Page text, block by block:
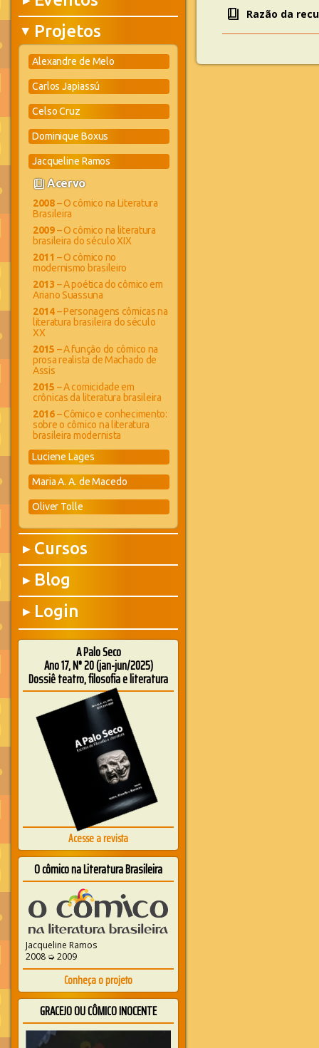
▶ Projetos
Alexandre de Melo
Carlos Japiassú
Celso Cruz
Dominique Boxus
Jacqueline Ramos
book_4Acervo
2008– O cômico na Literatura
Brasileira
2009– O cômico na literatura
brasileira do século XIX
2011 – O cômico no
modernismo brasileiro
2013 – A poética do cômico em
Ariano Suassuna
2014– Personagens cômicas na
literatura brasileira do século
XX
2015 – A função do cômico na
prosa realista de Machado de
Assis
2015 – A comicidade em
crônicas da literatura brasileira
2016– Cômico e conhecimento:
sobre o cômico na literatura
brasileira modernista
Luciene Lages
Maria A. A. de Macedo
Oliver Tolle
▶ Cursos
▶ Blog
▶ Login
A Palo Seco
Ano 17, N° 20 (jan-jun/2025)
Dossiê teatro, filosofia e literatura
Acesse a revista
O cômico na Literatura Brasileira
Jacqueline Ramos
2008 ➭ 2009
Conheça o projeto
GRACEJO OU CÔMICO INOCENTE
book_4 Razão da